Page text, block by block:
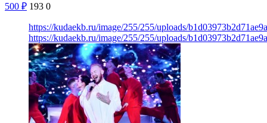
500 ₽ 193 0
https://kudaekb.ru/image/255/255/uploads/
https://kudaekb.ru/image/255/255/uploads/